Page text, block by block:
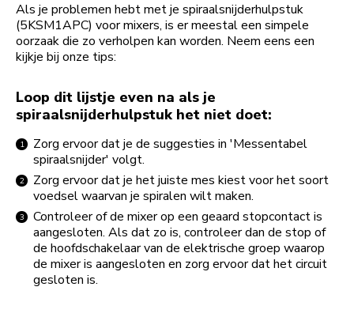
Als je problemen hebt met je spiraalsnijderhulpstuk
(5KSM1APC) voor mixers, is er meestal een simpele
oorzaak die zo verholpen kan worden. Neem eens een
kijkje bij onze tips:
Loop dit lijstje even na als je
spiraalsnijderhulpstuk het niet doet:
Zorg ervoor dat je de suggesties in 'Messentabel
spiraalsnijder' volgt.
Zorg ervoor dat je het juiste mes kiest voor het soort
voedsel waarvan je spiralen wilt maken.
Controleer of de mixer op een geaard stopcontact is
aangesloten. Als dat zo is, controleer dan de stop of
de hoofdschakelaar van de elektrische groep waarop
de mixer is aangesloten en zorg ervoor dat het circuit
gesloten is.